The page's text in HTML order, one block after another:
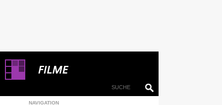
NAVIGATION